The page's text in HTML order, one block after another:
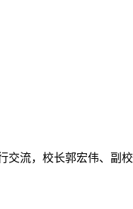
交流，校长郭宏伟、副